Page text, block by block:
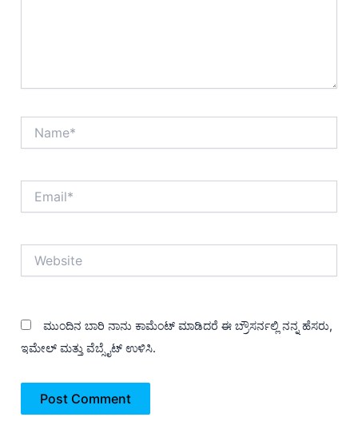
ಮುಂದಿನ ಬಾರಿ ನಾನು ಕಾಮೆಂಟ್ ಮಾಡಿದರೆ ಈ ಬ್ರೌಸರ್ನಲ್ಲಿ ನನ್ನ ಹೆಸರು,
ಇಮೇಲ್ ಮತ್ತು ವೆಬ್ಸೈಟ್ ಉಳಿಸಿ.